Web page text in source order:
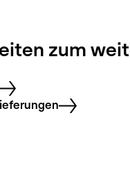
zum